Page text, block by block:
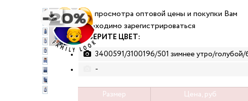
фото
Для просмотра оптовой цены и покупки Вам
необходимо зарегистрироваться
ВЫБЕРИТЕ ЦВЕТ:
3400591/3100196/501 зимнее утро/голубой/
-
Размер Цена, руб